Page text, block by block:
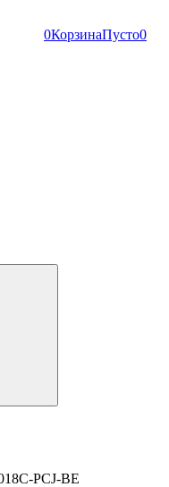
0КорзинаПусто0
PCJ-BE